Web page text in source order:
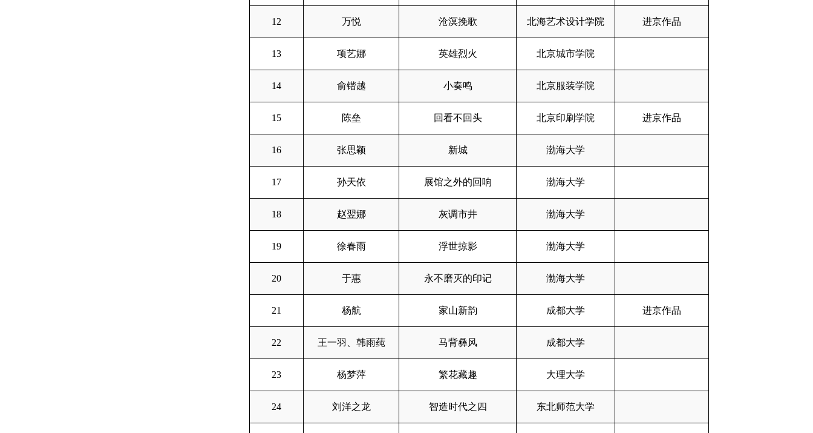
12 万悦 沧溟挽歌 北海艺术设计学院 进京作品
13 项艺娜 英雄烈火 北京城市学院
14 俞锴越 小奏鸣 北京服装学院
15 陈垒 回看不回头 北京印刷学院 进京作品
16 张思颖 新城 渤海大学
17 孙天依 展馆之外的回响 渤海大学
18 赵翌娜 灰调市井 渤海大学
19 徐春雨 浮世掠影 渤海大学
20 于惠 永不磨灭的印记 渤海大学
21 杨航 家山新韵 成都大学 进京作品
22 王一羽、韩雨莼 马背彝风 成都大学
23 杨梦萍 繁花藏趣 大理大学
24 刘洋之龙 智造时代之四 东北师范大学